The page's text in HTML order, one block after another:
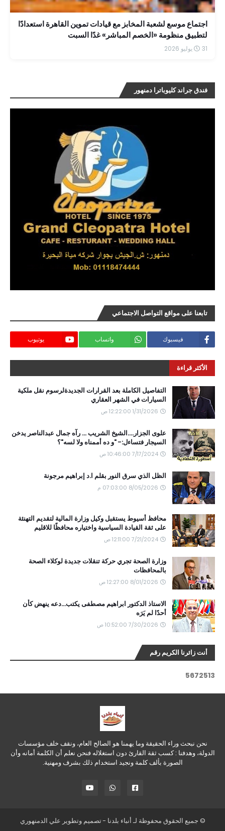
اجتماع موسع لشعبة المخابز مع قيادات تموين القاهرة استعدادًا
لتطبيق منظومة «الخصم المباشر» غدًا السبت
31 يوليو 2026
فندق جراند كليوباترا دمنهور
تابعنا على مواقع التواصل الاجتماعي
فيسبوك واتساب يوتيوب
الأكثر قراءة
التفاصيل الكاملة بعد القرارات الجديدةلرسوم نقل ملكية
السيارات في الشهر العقاري
1/31/2026 12:22:00 ص
علوى الجزار....الشيخ الشريب ... رآه جمال عبدالناصر يدخن
السيجار فتساءل:- "و ده أممناه ولا لسه"؟
7/17/2024 10:46:00 ص
الظل الذي سرق النور بقلم ا.د إبراهيم مرجونة
8/05/2026 07:03:00 م
محافظ أسيوط يستقبل وكيل وزارة المالية لتقديم التهنئة
على ثقة القيادة السياسية واختياره محافظًا للاقليم
7/21/2024 12:11:00 ص
وزارة الصحة تجري حركة تنقلات جديدة لوكلاء الصحة
بالمحافظات
8/01/2026 12:27:00 ص
الاستاذ الدكتور ابراهيم مصطفى يكتب...دعه ينهض كأن
أحدًا لم يَرَه
7/30/2026 10:52:00 ص
أنت زائرنا الكريم رقم
5672513
نحن نبحث وراء الحقيقة وما يهمنا هو الصالح العام، ونقف خلف مؤسسات
الدولة، وهدفنا : كسب ثقة القارئ دون استغلاله فنحن نعلم أن الكلمة أمانه وأن
الصورة بألف كلمة ونجيد استخدام ذلك بشرف ومهنية.
© جميع الحقوق محفوظة لـ أنباء بلدنا - تصميم وتطوير علي الدمنهوري